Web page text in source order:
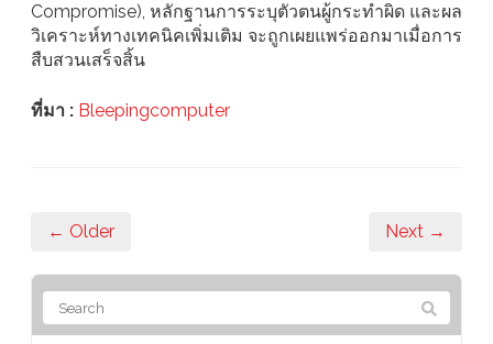
Compromise), หลักฐานการระบุตัวตนผู้กระทำผิด และผล
วิเคราะห์ทางเทคนิคเพิ่มเติม จะถูกเผยแพร่ออกมาเมื่อการ
สืบสวนเสร็จสิ้น
ที่มา : Bleepingcomputer
← Older Next →